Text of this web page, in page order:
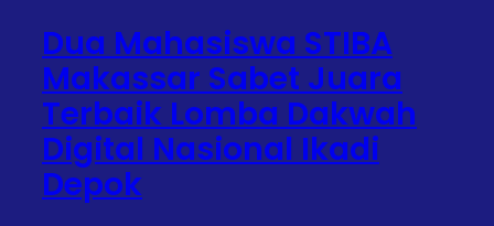
Dua Mahasiswa STIBA
Makassar Sabet Juara
Terbaik Lomba Dakwah
Digital Nasional Ikadi
Depok